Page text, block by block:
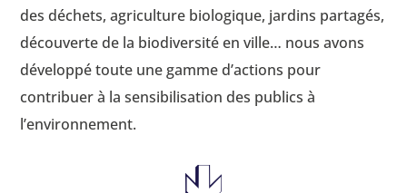
des déchets, agriculture biologique, jardins partagés,
découverte de la biodiversité en ville… nous avons
développé toute une gamme d’actions pour
contribuer à la sensibilisation des publics à
l’environnement.